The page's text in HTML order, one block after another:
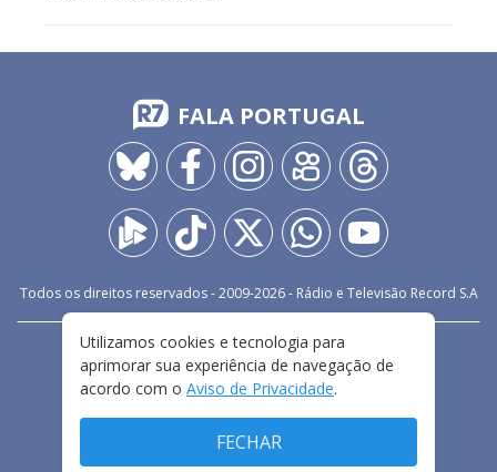
FALA PORTUGAL
Todos os direitos reservados - 2009-2026- Rádio e Televisão Record S.A
FALE CONOSCO
PRIVACIDADE
TERMOS E CONDIÇÕES DE USO
Utilizamos cookies e tecnologia para
aprimorar sua experiência de navegação de
acordo com o Aviso de Privacidade.
FECHAR